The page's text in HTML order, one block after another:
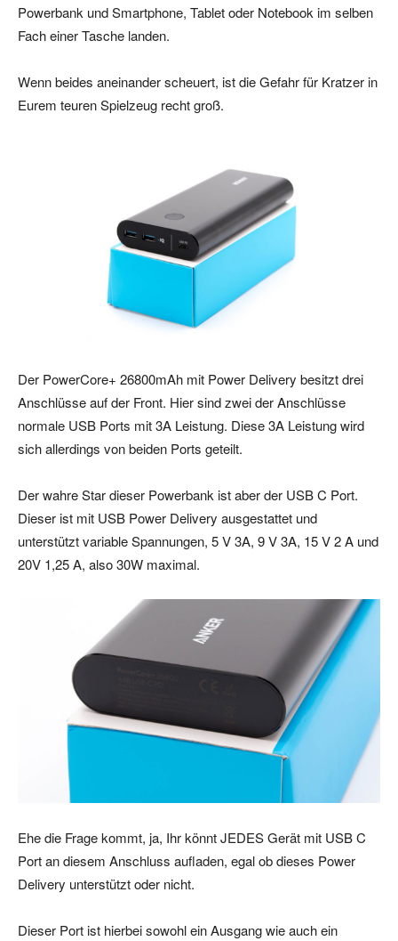
Powerbank und Smartphone, Tablet oder Notebook im selben
Fach einer Tasche landen.
Wenn beides aneinander scheuert, ist die Gefahr für Kratzer in
Eurem teuren Spielzeug recht groß.
Der PowerCore+ 26800mAh mit Power Delivery besitzt drei
Anschlüsse auf der Front. Hier sind zwei der Anschlüsse
normale USB Ports mit 3A Leistung. Diese 3A Leistung wird
sich allerdings von beiden Ports geteilt.
Der wahre Star dieser Powerbank ist aber der USB C Port.
Dieser ist mit USB Power Delivery ausgestattet und
unterstützt variable Spannungen, 5 V 3A, 9 V 3A, 15 V 2 A und
20V 1,25 A, also 30W maximal.
Ehe die Frage kommt, ja, Ihr könnt JEDES Gerät mit USB C
Port an diesem Anschluss aufladen, egal ob dieses Power
Delivery unterstützt oder nicht.
Dieser Port ist hierbei sowohl ein Ausgang wie auch ein